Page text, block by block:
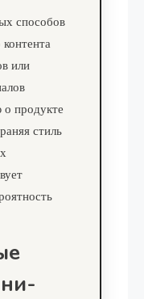
способов
или
продукте
стиль